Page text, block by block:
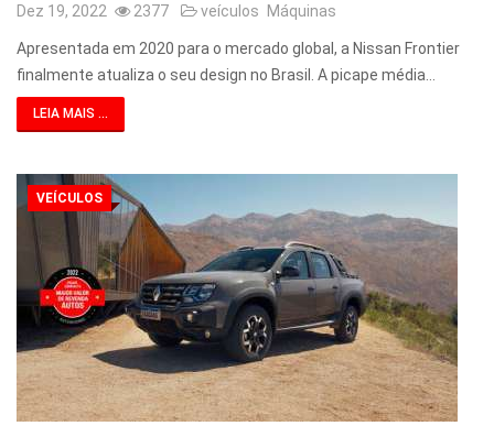
Dez 19, 2022 2377 veículos Máquinas
Apresentada em 2020 para o mercado global, a Nissan Frontier
finalmente atualiza o seu design no Brasil. A picape média…
LEIA MAIS ...
VEÍCULOS